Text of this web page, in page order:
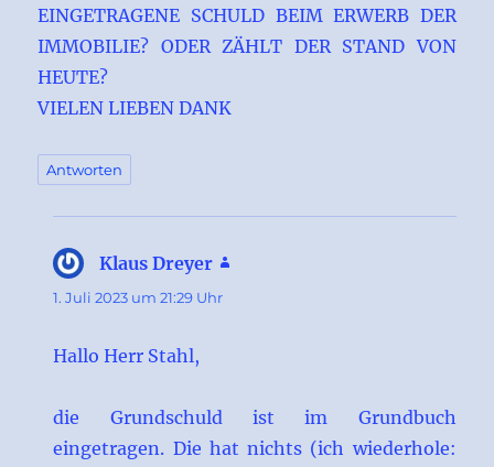
EINGETRAGENE SCHULD BEIM ERWERB DER
IMMOBILIE? ODER ZÄHLT DER STAND VON
HEUTE?
VIELEN LIEBEN DANK
Antworten
Klaus Dreyer
1. Juli 2023 um 21:29 Uhr
Hallo Herr Stahl,
die Grundschuld ist im Grundbuch
eingetragen. Die hat nichts (ich wiederhole: